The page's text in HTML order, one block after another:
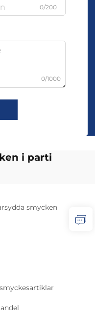
0/200
0/1000
i parti
smycken